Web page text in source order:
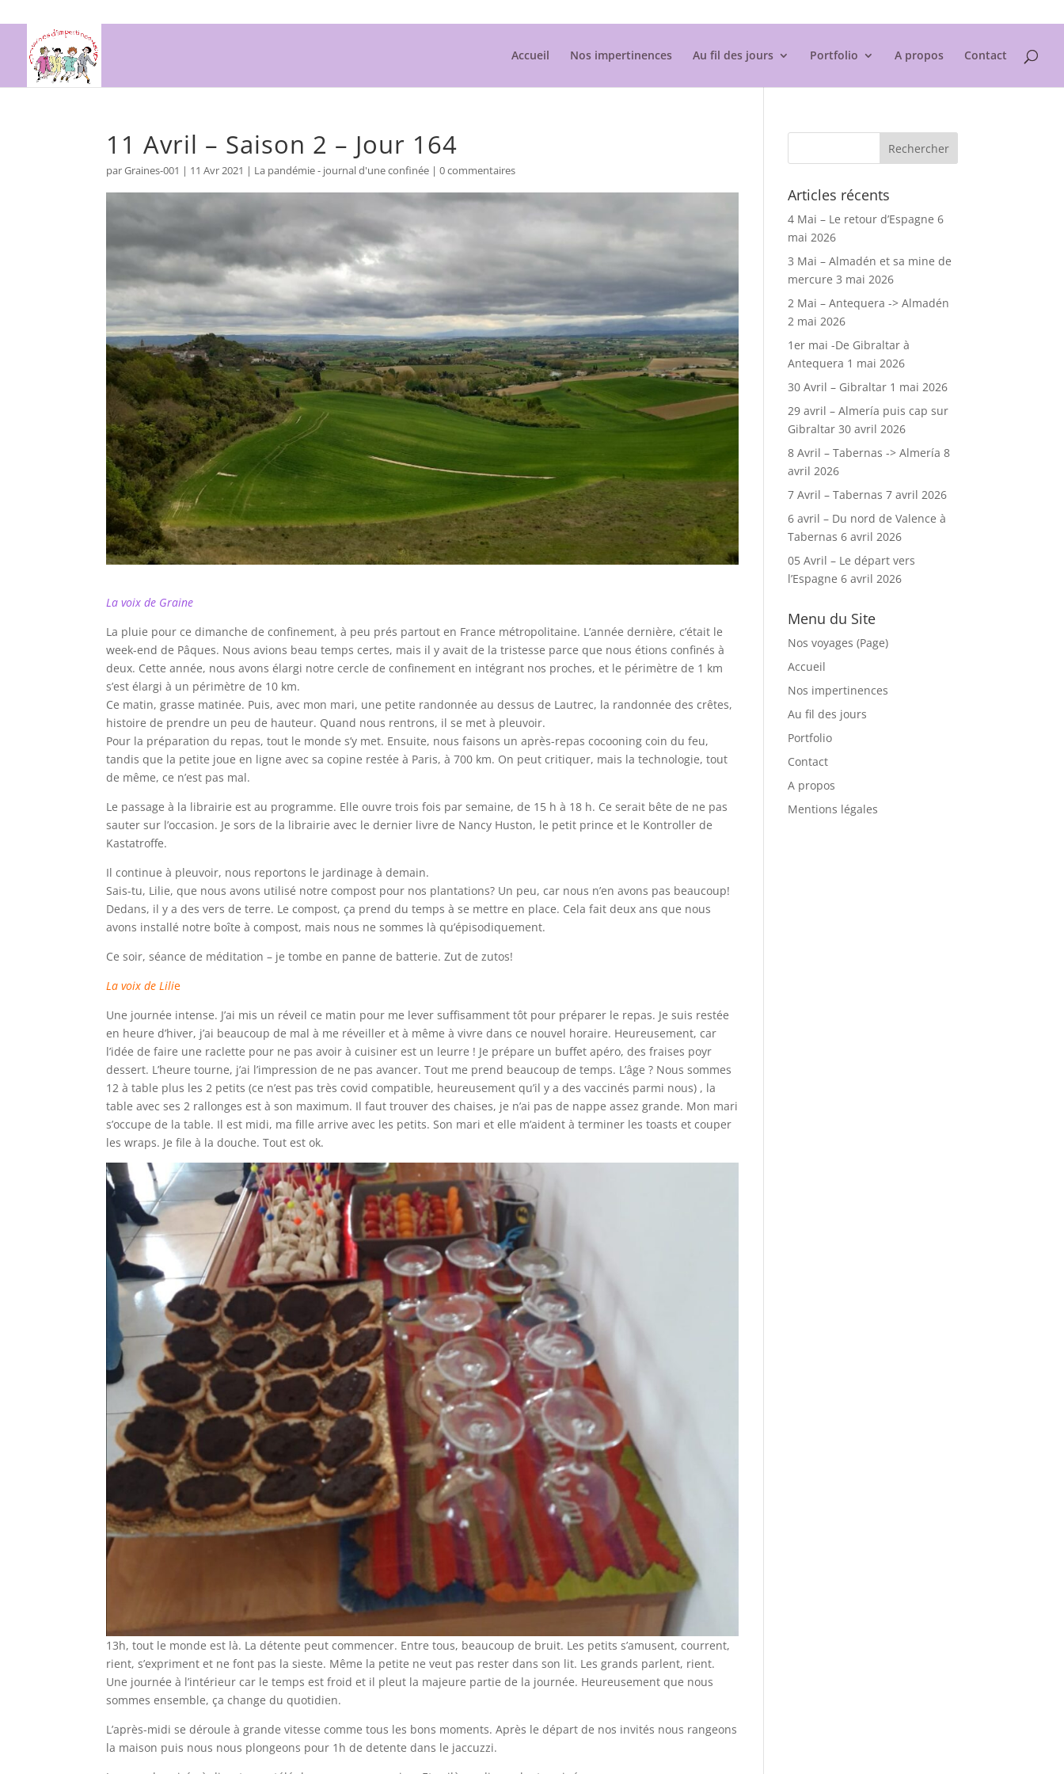
Accueil Nos impertinences Au fil des jours Portfolio A propos Contact
11 Avril – Saison 2 – Jour 164
parGraines-001 | 11 Avr 2021 | La pandémie - journal d'une confinée |0 commentaires
La voix de Graine
La pluie pour ce dimanche de confinement, à peu prés partout en France métropolitaine. L’année dernière, c’était le
week-end de Pâques. Nous avions beau temps certes, mais il y avait de la tristesse parce que nous étions confinés à
deux. Cette année, nous avons élargi notre cercle de confinement en intégrant nos proches, et le périmètre de 1 km
s’est élargi à un périmètre de 10 km.
Ce matin, grasse matinée. Puis, avec mon mari, une petite randonnée au dessus de Lautrec, la randonnée des crêtes,
histoire de prendre un peu de hauteur. Quand nous rentrons, il se met à pleuvoir.
Pour la préparation du repas, tout le monde s’y met. Ensuite, nous faisons un après-repas cocooning coin du feu,
tandis que la petite joue en ligne avec sa copine restée à Paris, à 700 km. On peut critiquer, mais la technologie, tout
de même, ce n’est pas mal.
Le passage à la librairie est au programme. Elle ouvre trois fois par semaine, de 15 h à 18 h. Ce serait bête de ne pas
sauter sur l’occasion. Je sors de la librairie avec le dernier livre de Nancy Huston, le petit prince et le Kontroller de
Kastatroffe.
Il continue à pleuvoir, nous reportons le jardinage à demain.
Sais-tu, Lilie, que nous avons utilisé notre compost pour nos plantations? Un peu, car nous n’en avons pas beaucoup!
Dedans, il y a des vers de terre. Le compost, ça prend du temps à se mettre en place. Cela fait deux ans que nous
avons installé notre boîte à compost, mais nous ne sommes là qu’épisodiquement.
Ce soir, séance de méditation – je tombe en panne de batterie. Zut de zutos!
La voix de Lilie
Une journée intense. J’ai mis un réveil ce matin pour me lever suffisamment tôt pour préparer le repas. Je suis restée
en heure d’hiver, j’ai beaucoup de mal à me réveiller et à même à vivre dans ce nouvel horaire. Heureusement, car
l’idée de faire une raclette pour ne pas avoir à cuisiner est un leurre ! Je prépare un buffet apéro, des fraises poyr
dessert. L’heure tourne, j’ai l’impression de ne pas avancer. Tout me prend beaucoup de temps. L’âge ? Nous sommes
12 à table plus les 2 petits (ce n’est pas très covid compatible, heureusement qu’il y a des vaccinés parmi nous) , la
table avec ses 2 rallonges est à son maximum. Il faut trouver des chaises, je n’ai pas de nappe assez grande. Mon mari
s’occupe de la table. Il est midi, ma fille arrive avec les petits. Son mari et elle m’aident à terminer les toasts et couper
les wraps. Je file à la douche. Tout est ok.
13h, tout le monde est là. La détente peut commencer. Entre tous, beaucoup de bruit. Les petits s’amusent, courrent,
rient, s’expriment et ne font pas la sieste. Même la petite ne veut pas rester dans son lit. Les grands parlent, rient.
Une journée à l’intérieur car le temps est froid et il pleut la majeure partie de la journée. Heureusement que nous
sommes ensemble, ça change du quotidien.
L’après-midi se déroule à grande vitesse comme tous les bons moments. Après le départ de nos invités nous rangeons
la maison puis nous nous plongeons pour 1h de detente dans le jaccuzzi.
Articles récents
4 Mai – Le retour d’Espagne 6
mai 2026
3 Mai – Almadén et sa mine de
mercure 3 mai 2026
2 Mai – Antequera -> Almadén
2 mai 2026
1er mai -De Gibraltar à
Antequera 1 mai 2026
30 Avril – Gibraltar 1 mai 2026
29 avril – Almería puis cap sur
Gibraltar 30 avril 2026
8 Avril – Tabernas -> Almería 8
avril 2026
7 Avril – Tabernas 7 avril 2026
6 avril – Du nord de Valence à
Tabernas 6 avril 2026
05 Avril – Le départ vers
l’Espagne 6 avril 2026
Menu du Site
Nos voyages (Page)
Accueil
Nos impertinences
Au fil des jours
Portfolio
Contact
A propos
Mentions légales